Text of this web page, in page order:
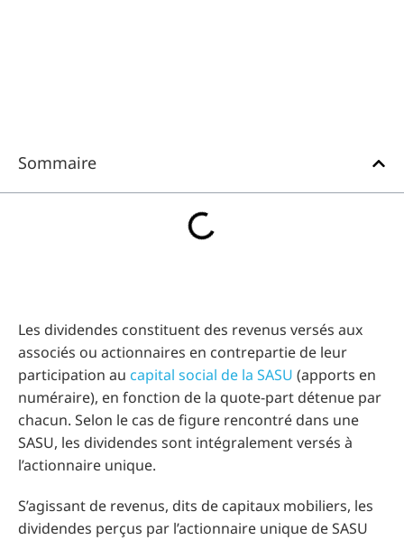
Sommaire
Les dividendes constituent des revenus versés aux
associés ou actionnaires en contrepartie de leur
participation au capital social de la SASU (apports en
numéraire), en fonction de la quote-part détenue par
chacun. Selon le cas de figure rencontré dans une
SASU, les dividendes sont intégralement versés à
l’actionnaire unique.
S’agissant de revenus, dits de capitaux mobiliers, les
dividendes perçus par l’actionnaire unique de SASU